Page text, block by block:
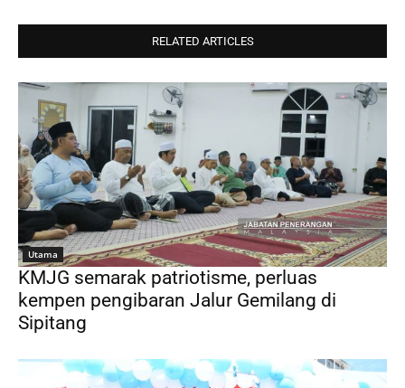
RELATED ARTICLES
Utama
KMJG semarak patriotisme, perluas
kempen pengibaran Jalur Gemilang di
Sipitang